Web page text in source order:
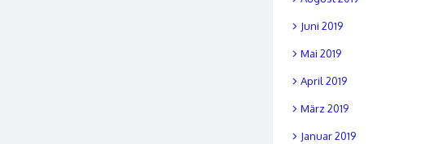
Juni 2019
Mai 2019
April 2019
März 2019
Januar 2019